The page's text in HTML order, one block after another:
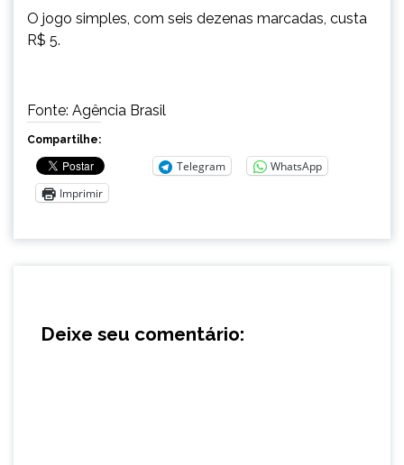
O jogo simples, com seis dezenas marcadas, custa
R$ 5.
Fonte: Agência Brasil
Compartilhe:
Telegram
WhatsApp
Imprimir
Deixe seu comentário: